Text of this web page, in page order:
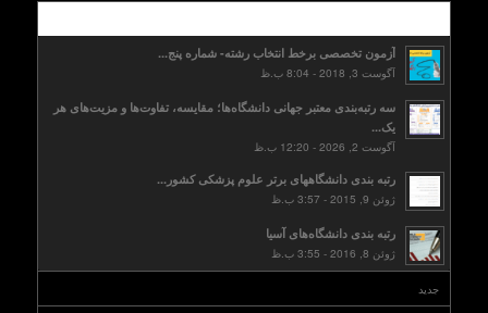
آزمون تخصصی برخط انتخاب رشته- شماره پنج...
آگوست 3, 2018 - 8:04 ب.ظ
سه رتبه‌بندی معتبر جهانی دانشگاه‌ها؛ مقایسه، تفاوت‌ها و مزیت‌های هر
یک...
آگوست 2, 2026 - 12:20 ب.ظ
رتبه بندی دانشگاههای برتر علوم پزشکی کشور...
ژوئن 9, 2015 - 3:57 ب.ظ
رتبه بندی دانشگاه‌های آسیا
ژوئن 8, 2016 - 3:55 ب.ظ
جدید